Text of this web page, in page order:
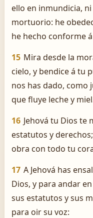
ello en inmundicia,
mortuorio: he
he hecho conforme
15 Mira desde la
cielo, y bendice á tu
nos has dado, como
que fluye leche y
16 Jehová tu Dios te
estatutos y
obra con todo tu
17 A Jehová has
Dios, y para andar
sus estatutos y sus
para oir su voz: